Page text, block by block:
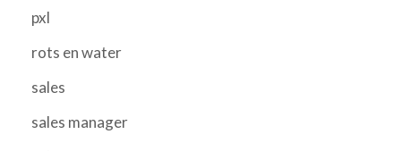
pxl
rots en water
sales
sales manager